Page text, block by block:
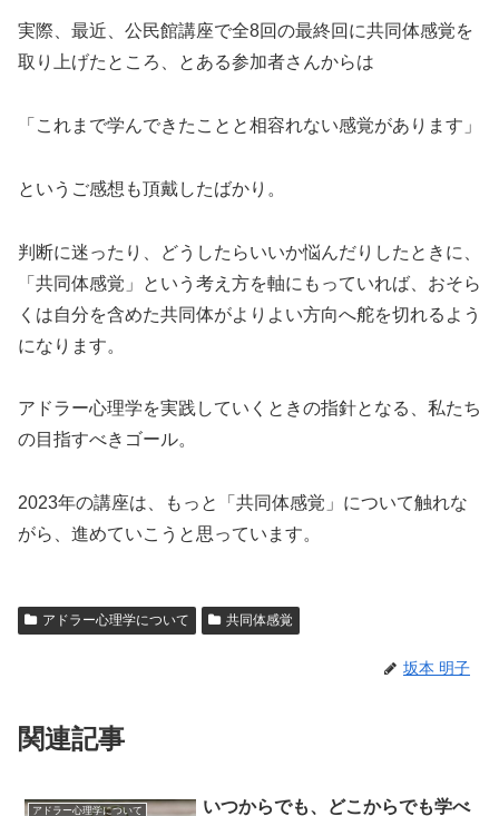
実際、最近、公民館講座で全8回の最終回に共同体感覚を
取り上げたところ、とある参加者さんからは
「これまで学んできたことと相容れない感覚があります」
というご感想も頂戴したばかり。
判断に迷ったり、どうしたらいいか悩んだりしたときに、
「共同体感覚」という考え方を軸にもっていれば、おそら
くは自分を含めた共同体がよりよい方向へ舵を切れるよう
になります。
アドラー心理学を実践していくときの指針となる、私たち
の目指すべきゴール。
2023年の講座は、もっと「共同体感覚」について触れな
がら、進めていこうと思っています。
アドラー心理学について 共同体感覚
坂本 明子
関連記事
アドラー心理学について いつからでも、どこからでも学べ